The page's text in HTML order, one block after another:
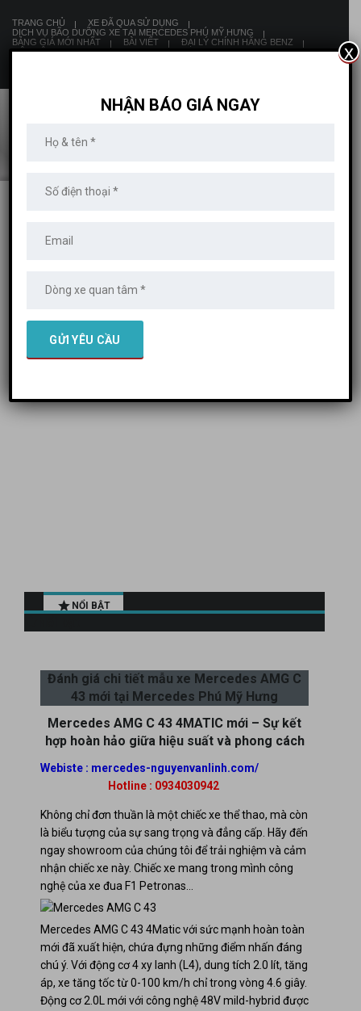
TRANG CHỦ
XE ĐÃ QUA SỬ DỤNG
DỊCH VỤ BÃO DƯỠNG XE TẠI MERCEDES PHÚ MỸ HƯNG
BẢNG GIÁ MỚI NHẤT
BÀI VIẾT
ĐẠI LÝ CHÍNH HÃNG BENZ
LIÊN HỆ
MERCEDES PHÚ MỸ HƯNG
Mercedes AMG C 43
NỔI BẬT
Đánh giá chi tiết mẫu xe Mercedes AMG C
43 mới tại Mercedes Phú Mỹ Hưng
Mercedes AMG C 43 4MATIC mới – Sự kết
hợp hoàn hảo giữa hiệu suất và phong cách
Webiste : mercedes-nguyenvanlinh.com/
Hotline : 0934030942
Không chỉ đơn thuần là một chiếc xe thể thao, mà còn
là biểu tượng của sự sang trọng và đẳng cấp. Hãy đến
ngay showroom của chúng tôi để trải nghiệm và cảm
nhận chiếc xe này. Chiếc xe mang trong mình công
nghệ của xe đua F1 Petronas…
Mercedes AMG C 43 4Matic với sức mạnh hoàn toàn
mới đã xuất hiện, chứa đựng những điểm nhấn đáng
chú ý. Với động cơ 4 xy lanh (L4), dung tích 2.0 lít, tăng
áp, xe tăng tốc từ 0-100 km/h chỉ trong vòng 4.6 giây.
Động cơ 2.0L mới với công nghệ 48V mild-hybrid được
NHẬN BÁO GIÁ NGAY
x